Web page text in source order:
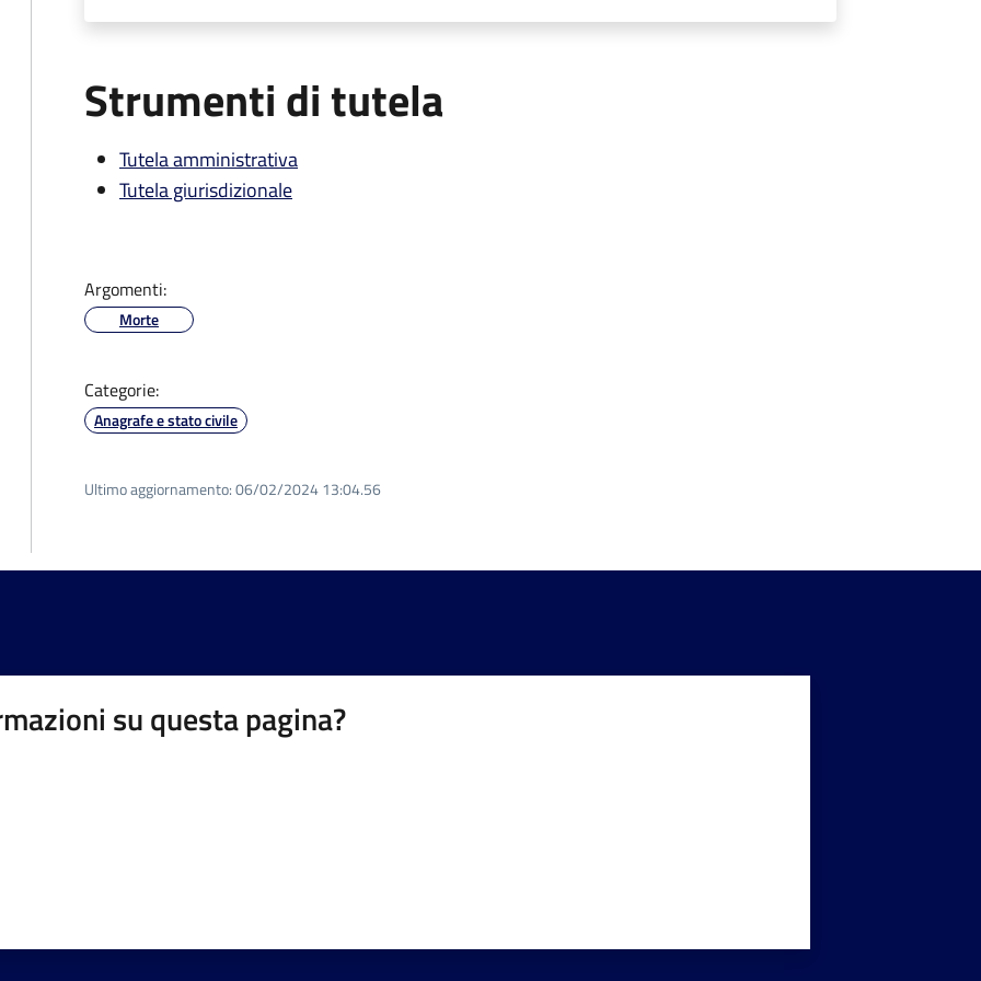
Strumenti di tutela
Tutela amministrativa
Tutela giurisdizionale
Argomenti:
Morte
Categorie:
Anagrafe e stato civile
Ultimo aggiornamento:06/02/2024 13:04.56
su questa pagina?